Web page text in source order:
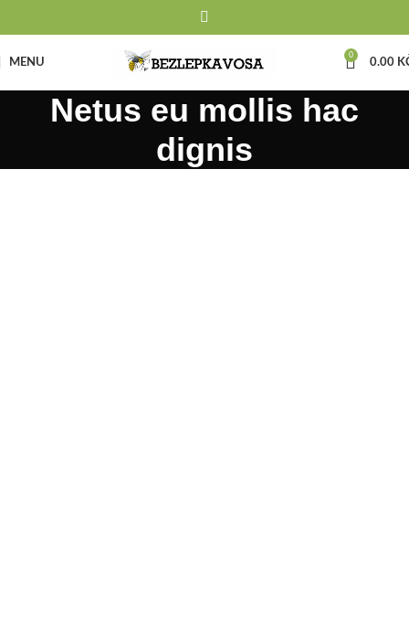
MENU
0
0.00
Netus eu mollis hac
dignis